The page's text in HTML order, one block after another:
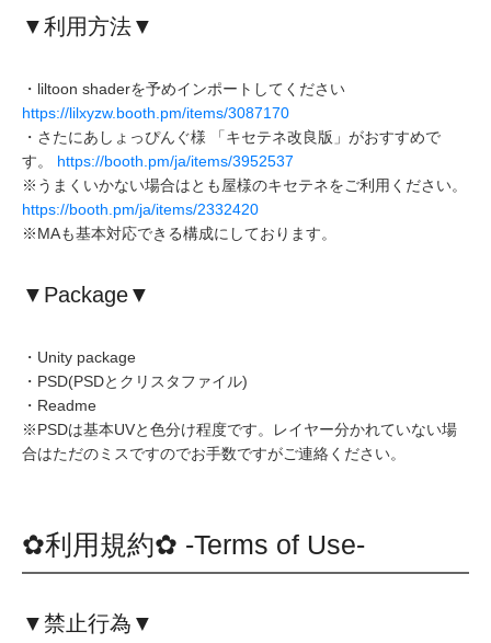
▼利用方法▼
・liltoon shaderを予めインポートしてください
https://lilxyzw.booth.pm/items/3087170
・さたにあしょっぴんぐ様 「キセテネ改良版」がおすすめで
す。 https://booth.pm/ja/items/3952537
※うまくいかない場合はとも屋様のキセテネをご利用ください。
https://booth.pm/ja/items/2332420
※MAも基本対応できる構成にしております。
▼Package▼
・Unity package
・PSD(PSDとクリスタファイル)
・Readme
※PSDは基本UVと色分け程度です。レイヤー分かれていない場
合はただのミスですのでお手数ですがご連絡ください。
✿利用規約✿ -Terms of Use-
▼禁止行為▼